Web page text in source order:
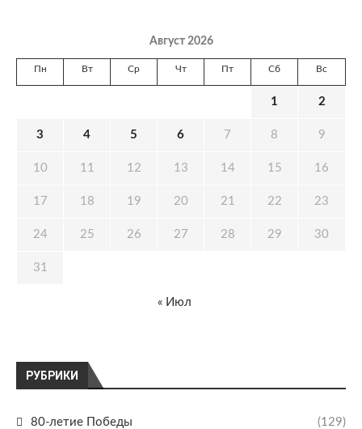
РУБРИКИ
80-летие Победы (129)
Август 2026
Пн Вт Ср Чт Пт Сб Вс
1 2
3 4 5 6 7 8 9
10 11 12 13 14 15 16
17 18 19 20 21 22 23
24 25 26 27 28 29 30
31
« Июл